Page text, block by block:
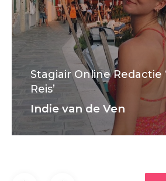
Stagiair Online Redactie
Reis’
Indie van de Ven